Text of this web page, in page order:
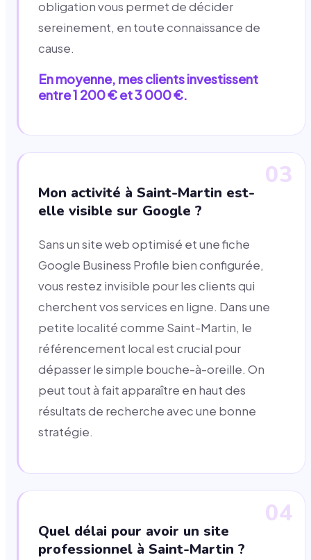
obligation vous permet de décider
sereinement, en toute connaissance de
cause.
En moyenne, mes clients investissent
entre 1 200 € et 3 000 €.
03
Mon activité à Saint-Martin est-
elle visible sur Google ?
Sans un site web optimisé et une fiche
Google Business Profile bien configurée,
vous restez invisible pour les clients qui
cherchent vos services en ligne. Dans une
petite localité comme Saint-Martin, le
référencement local est crucial pour
dépasser le simple bouche-à-oreille. On
peut tout à fait apparaître en haut des
résultats de recherche avec une bonne
stratégie.
04
Quel délai pour avoir un site
professionnel à Saint-Martin ?